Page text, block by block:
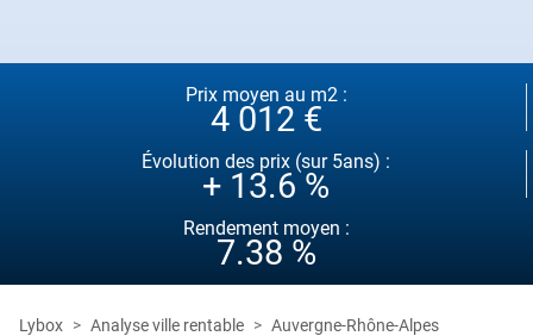
Prix moyen au m2 :
4 012 €
Évolution des prix (sur 5ans) :
+ 13.6 %
Rendement moyen :
7.38 %
Lybox Analyse ville rentable
Auvergne-Rhône-Alpes